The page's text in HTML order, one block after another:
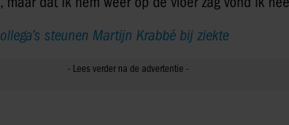
steunen Martijn Krabbé bij ziekte